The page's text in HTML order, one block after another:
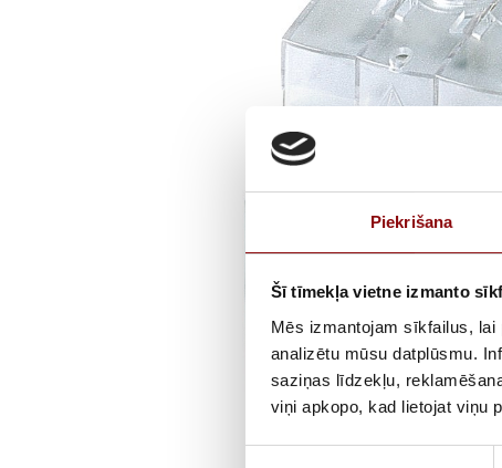
Piekrišana
Šī tīmekļa vietne izmanto
Mēs izmantojam sīkfailus,
analizētu mūsu datplūsmu.
saziņas līdzekļu,
viņi apkopo, kad lietojat viņu